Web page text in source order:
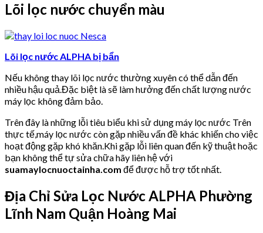
Lõi lọc nước chuyển màu
Lõi lọc nước ALPHA bị bẩn
Nếu không thay lõi lọc nước thường xuyên có thể dẫn đến
nhiều hậu quả.Đặc biệt là sẽ làm hưởng đến chất lượng nước
máy lọc không đảm bảo.
Trên đây là những lỗi tiêu biểu khi sử dụng máy lọc nước Trên
thực tế,máy lọc nước còn gặp nhiều vấn đề khác khiến cho việc
hoạt động gặp khó khăn.Khi gặp lỗi liên quan đến kỹ thuật hoặc
bạn không thể tự sửa chữa hãy liên hệ với
suamaylocnuoctainha.com để được hỗ trợ tốt nhất.
Địa Chỉ Sửa Lọc Nước ALPHA Phường
Lĩnh Nam Quận Hoàng Mai